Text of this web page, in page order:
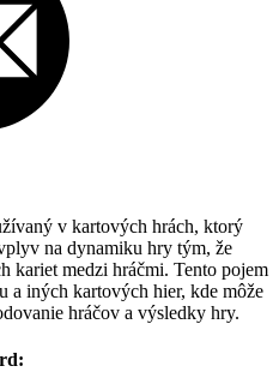
v kartových hrách, ktorý
na dynamiku hry tým, že
kariet medzi hráčmi. Tento pojem
a iných kartových hier, kde môže
hráčov a výsledky hry.